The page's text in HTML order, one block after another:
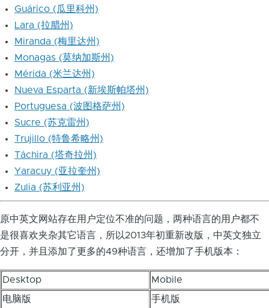
Guárico (瓜里科州)
Lara (拉腊州)
Miranda (梅里达州)
Monagas (莫纳加斯州)
Mérida (米兰达州)
Nueva Esparta (新埃斯帕塔州)
Portuguesa (波图格萨州)
Sucre (苏克雷州)
Trujillo (特鲁希略州)
Táchira (塔奇拉州)
Yaracuy (亚拉奎州)
Zulia (苏利亚州)
原中英文网站存在用户定位不准的问题，两种语言的用户都不
是很喜欢夹杂其它语言，所以2013年初重新改版，中英文独立
分开，并且添加了更多的49种语言，还增加了手机版本：
Desktop
Mobile
电脑版
手机版